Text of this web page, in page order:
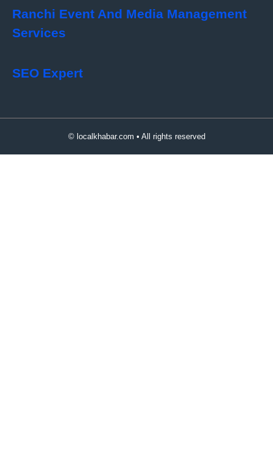
Ranchi Event And Media Management
Services
SEO Expert
© localkhabar.com • All rights reserved